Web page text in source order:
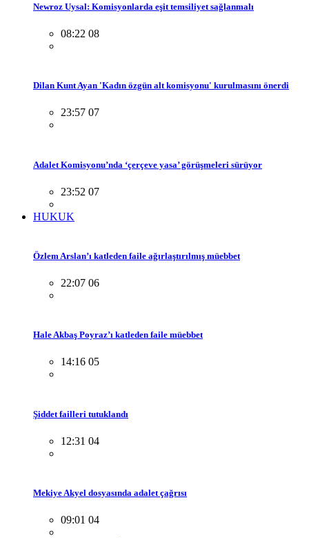
Newroz Uysal: Komisyonlarda eşit temsiliyet sağlanmalı
08:22 08
Dilan Kunt Ayan 'Kadın özgün alt komisyonu' kurulmasını önerdi
23:57 07
Adalet Komisyonu’nda ‘çerçeve yasa’ görüşmeleri sürüyor
23:52 07
HUKUK
Özlem Arslan’ı katleden faile ağırlaştırılmış müebbet
22:07 06
Hale Akbaş Poyraz’ı katleden faile müebbet
14:16 05
Şiddet failleri tutuklandı
12:31 04
Mekiye Akyel dosyasında adalet çağrısı
09:01 04